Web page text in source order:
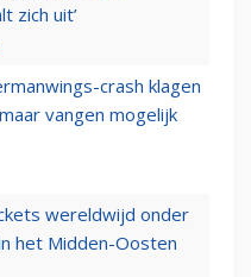
zich uit’
crash klagen
vangen mogelijk
wereldwijd onder
het Midden-Oosten